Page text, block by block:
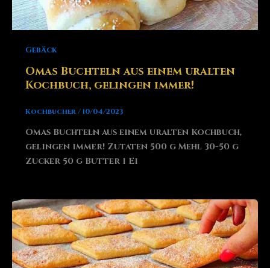
Gebäck
Omas Buchteln aus einem uralten
Kochbuch, gelingen immer!
Kochbucher/10/04/2023
Omas Buchteln aus einem uralten Kochbuch,
gelingen immer! Zutaten 500 g Mehl 30-50 g
Zucker 50 g Butter 1 Ei